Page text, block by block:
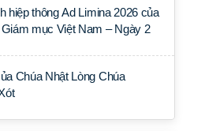
hiệp thông Ad Limina 2026 của
mục Việt Nam – Ngày 2
Chúa Nhật Lòng Chúa